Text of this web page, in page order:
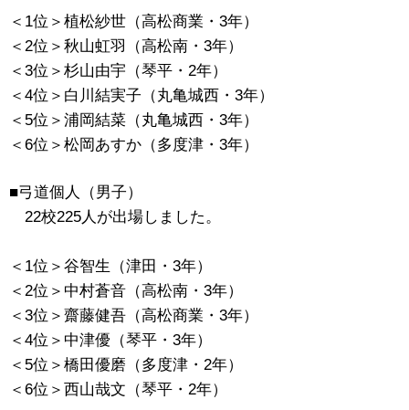
＜1位＞植松紗世（高松商業・3年）
＜2位＞秋山虹羽（高松南・3年）
＜3位＞杉山由宇（琴平・2年）
＜4位＞白川結実子（丸亀城西・3年）
＜5位＞浦岡結菜（丸亀城西・3年）
＜6位＞松岡あすか（多度津・3年）
■弓道個人（男子）
22校225人が出場しました。
＜1位＞谷智生（津田・3年）
＜2位＞中村蒼音（高松南・3年）
＜3位＞齋藤健吾（高松商業・3年）
＜4位＞中津優（琴平・3年）
＜5位＞橋田優磨（多度津・2年）
＜6位＞西山哉文（琴平・2年）